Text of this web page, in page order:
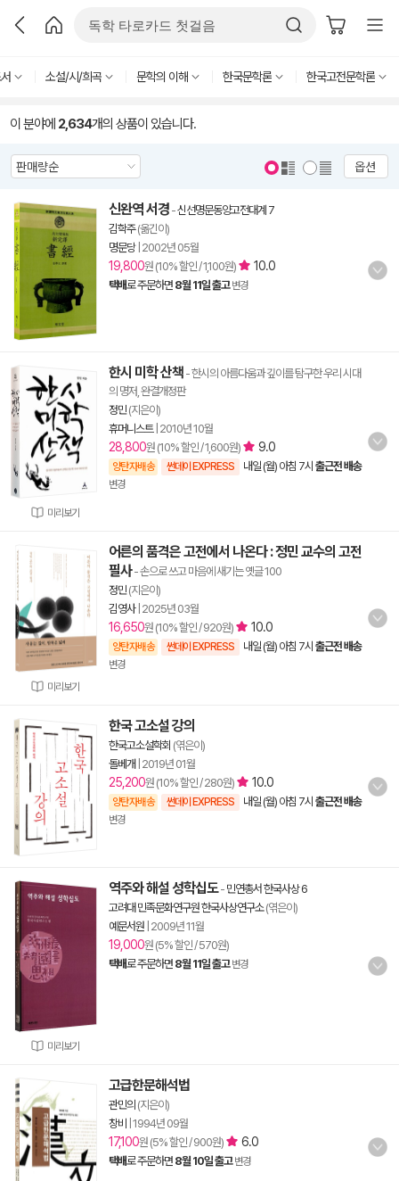
소설/시/희곡 문학의 이해 한국문학론 한국고전문학론
이 분야에 2,634개의 상품이 있습니다.
옵션
신완역 서경 -신선명문동양고전대계 7
김학주(옮긴이)
명문당| 2002년 05월
19,800원 (10% 할인 / 1,100원) 10.0
택배로 주문하면 8월 11일 출고 변경
미리보기
한시 미학 산책 - 한시의 아름다움과 깊이를 탐구한 우리 시대
의 명저, 완결개정판
정민(지은이)
휴머니스트| 2010년 10월
28,800원 (10% 할인 / 1,600원) 9.0
양탄자배송 썬데이 EXPRESS 내일 (월) 아침 7시 출근전 배송
변경
미리보기
어른의 품격은 고전에서 나온다 : 정민 교수의 고전
필사- 손으로 쓰고 마음에 새기는 옛글 100
정민(지은이)
김영사| 2025년 03월
16,650원 (10% 할인 / 920원) 10.0
양탄자배송 썬데이 EXPRESS 내일 (월) 아침 7시 출근전 배송
변경
한국 고소설 강의
한국고소설학회 (엮은이)
돌베개 2019년 01월
25,200원 (10% 할인 / 280원) 10.0
양탄자배송 썬데이 EXPRESS 내일 (월) 아침 7시 출근전 배송
변경
미리보기
역주와 해설 성학십도- 민연총서 한국사상 6
고려대 민족문화연구원 한국사상연구소(엮은이)
예문서원 2009년 11월
19,000원 (5% 할인 / 570원)
택배로 주문하면 8월 11일 출고 변경
고급한문해석법
관민의 (지은이)
창비
1994년 09월
17,100원 (5% 할인 / 900원) 6.0
택배로 주문하면 8월 10일 출고 변경